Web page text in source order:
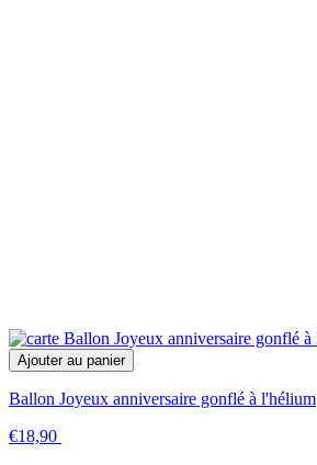
Ajouter au panier
Ballon Joyeux anniversaire gonflé à l'hélium
€18,90